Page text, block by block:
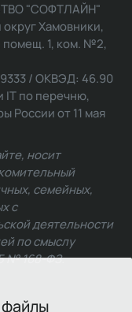
"СОФТЛАЙН"
Хамовники,
помещ. 1, ком. №2,
/ ОКВЭД: 46.90
IT по перечню,
России от 11 мая
носит
семейных,
с
деятельности
по смыслу
№ 168-ФЗ.